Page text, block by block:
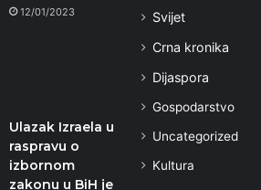
12/01/2023
Ulazak Izraela u
raspravu o
izbornom
zakonu u BiH je
Svijet
Crna kronika
Dijaspora
Gospodarstvo
Uncategorized
Kultura